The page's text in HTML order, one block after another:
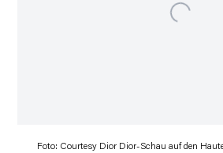
Foto: Courtesy Dior Dior-Schau auf den